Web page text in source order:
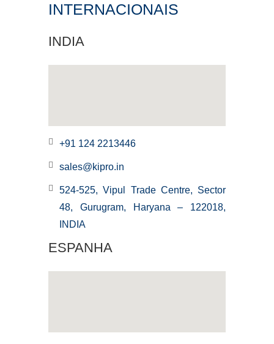
INTERNACIONAIS
INDIA
+91 124 2213446
sales@kipro.in
524-525, Vipul Trade Centre, Sector
48, Gurugram, Haryana – 122018,
INDIA
ESPANHA